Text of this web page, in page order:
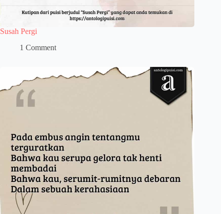
Susah Pergi
1 Comment